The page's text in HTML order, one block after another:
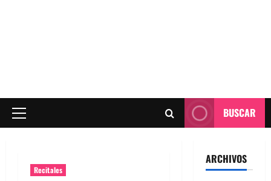
Menú
BUSCAR
Recitales
ARCHIVOS